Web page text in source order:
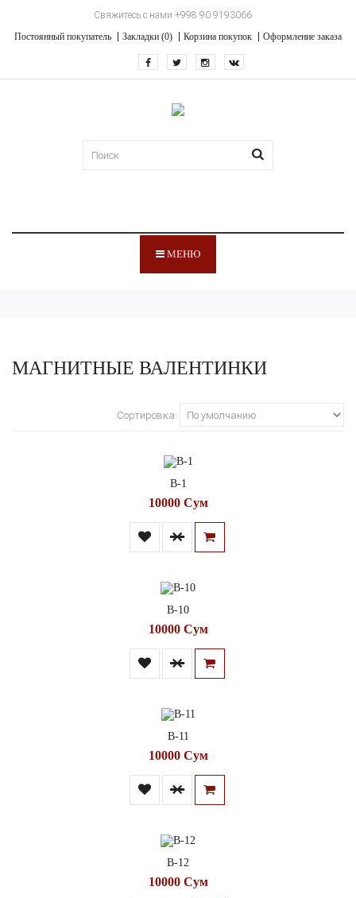
Свяжитесь с нами +998 90 9193066
Постоянный покупатель
Закладки (0) Корзина покупок Оформление заказа
МЕНЮ
МАГНИТНЫЕ ВАЛЕНТИНКИ
Сортировка:
В-1
10000 Сум
В-10
10000 Сум
В-11
10000 Сум
В-12
10000 Сум